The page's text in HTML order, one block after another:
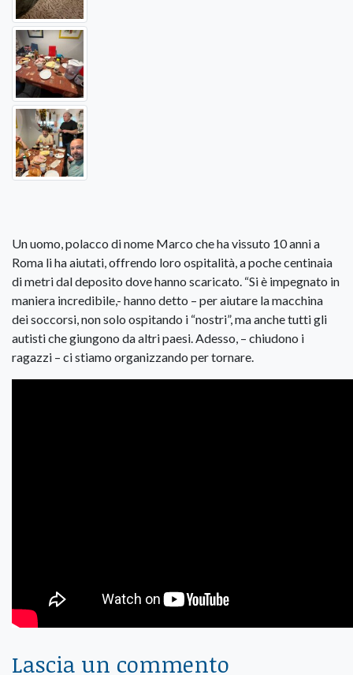
Un uomo, polacco di nome Marco che ha vissuto 10 anni a
Roma li ha aiutati, offrendo loro ospitalità, a poche centinaia
di metri dal deposito dove hanno scaricato. “Si è impegnato in
maniera incredibile,- hanno detto – per aiutare la macchina
dei soccorsi, non solo ospitando i “nostri”, ma anche tutti gli
autisti che giungono da altri paesi. Adesso, – chiudono i
ragazzi – ci stiamo organizzando per tornare.
Lascia un commento